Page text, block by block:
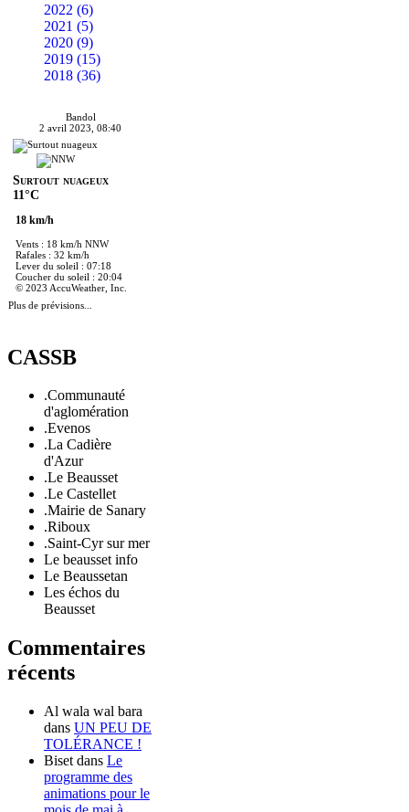
2022 (6)
2021 (5)
2020 (9)
2019 (15)
2018 (36)
Bandol
2 avril 2023, 08:40
Surtout nuageux
11°C
18 km/h
Vents : 18 km/h NNW
Rafales : 32 km/h
Lever du soleil : 07:18
Coucher du soleil : 20:04
© 2023 AccuWeather, Inc.
Plus de prévisions...
CASSB
.Communauté
d'aglomération
.Evenos
.La Cadière
d'Azur
.Le Beausset
.Le Castellet
.Mairie de Sanary
.Riboux
.Saint-Cyr sur mer
Le beausset info
Le Beaussetan
Les échos du
Beausset
Commentaires
récents
Al wala wal bara
dans UN PEU DE
TOLÉRANCE !
Biset dans Le
programme des
animations pour le